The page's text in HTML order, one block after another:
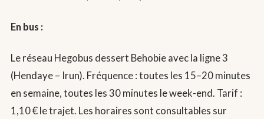
En bus :
Le réseau Hegobus dessert Behobie avec la ligne 3
(Hendaye – Irun). Fréquence : toutes les 15–20 minutes
en semaine, toutes les 30 minutes le week-end. Tarif :
1,10 € le trajet. Les horaires sont consultables sur